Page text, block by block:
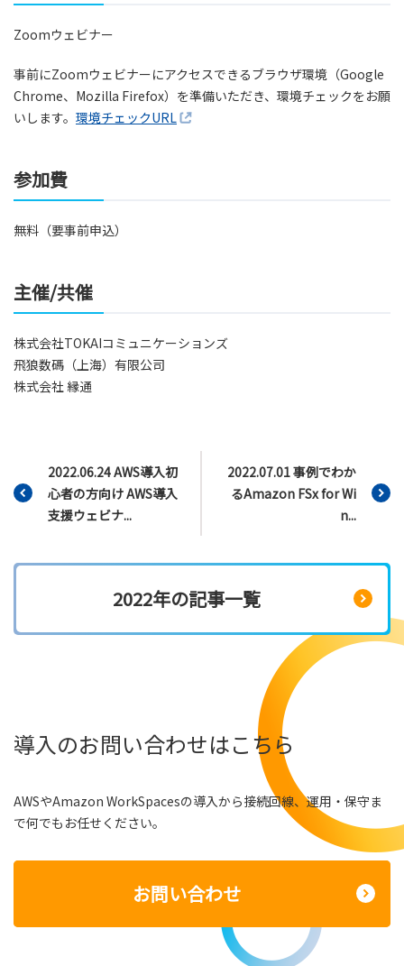
Zoomウェビナー
事前にZoomウェビナーにアクセスできるブラウザ環境（Google
Chrome、Mozilla Firefox）を準備いただき、環境チェックをお願
いします。 環境チェックURL
参加費
無料（要事前申込）
主催/共催
株式会社TOKAIコミュニケーションズ
飛狼数碼（上海）有限公司
株式会社 縁通
2022.06.24 AWS導入初
心者の方向け AWS導入
支援ウェビナ...
2022.07.01 事例でわか
るAmazon FSx for Wi
n...
2022年の記事一覧
導入のお問い合わせはこちら
AWSやAmazon WorkSpacesの導入から接続回線、運用・保守ま
で何でもお任せください。
お問い合わせ